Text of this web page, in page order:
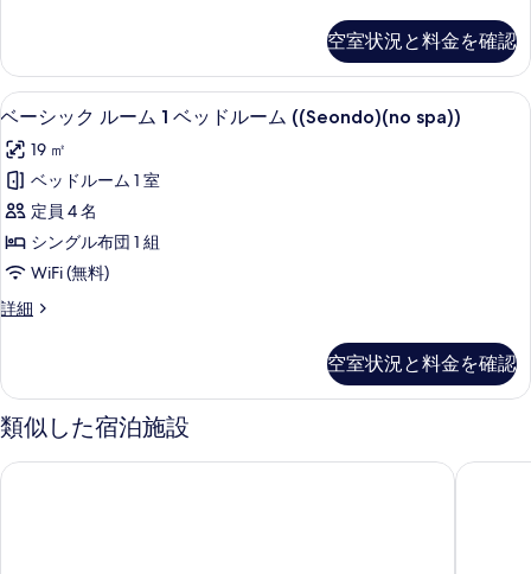
て
の
写
真
を
表
示
す
る
細
ベ
ッ
ド
ル
ー
ム
(Geumo(no
spa))
の
て
の
真
ク
ル
ー
ベ
ッ
ド
ル
ー
ム
(Geumo(no
細
空室状況と料金を確認
ベ
ー
シ
ッ
ク
ル
ム
ベ
ッ
ド
ル
ベーシック ルーム 1 ベッドルーム
12
ベーシック ルーム 1 ベッドルーム ((Seondo)(no spa))
19 ㎡
ベッドルーム 1 室
定員 4 名
シングル布団 1 組
WiFi (無料)
詳細
ベ
ク
ル
ー
1
空室状況と料金を確認
類似した宿泊施設
ウィヨンジェ ハノク ステイ